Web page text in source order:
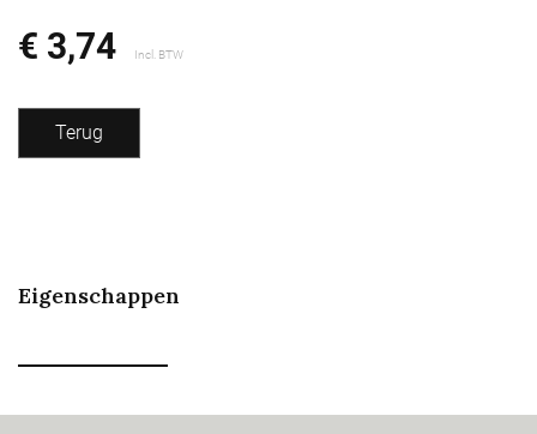
€ 3,74 Incl. BTW
Terug
Eigenschappen